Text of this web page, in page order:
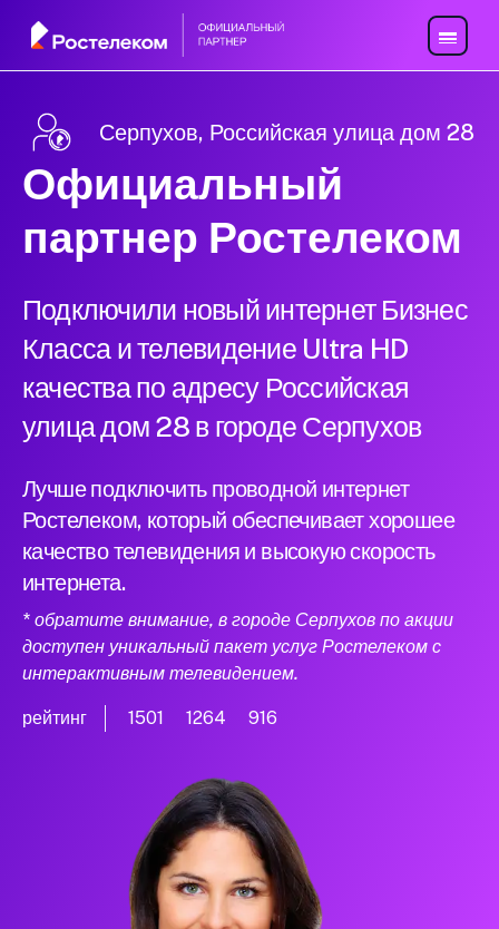
Серпухов, Российская улица дом 28
Официальный
партнер Ростелеком
Подключили новый интернет Бизнес
Класса и телевидение Ultra HD
качества по адресу Российская
улица дом 28 в городе Серпухов
Лучше подключить проводной интернет
Ростелеком, который обеспечивает хорошее
качество телевидения и высокую скорость
интернета.
* обратите внимание, в городе Серпухов по акции
доступен уникальный пакет услуг Ростелеком с
интерактивным телевидением.
рейтинг 1501 1264 916